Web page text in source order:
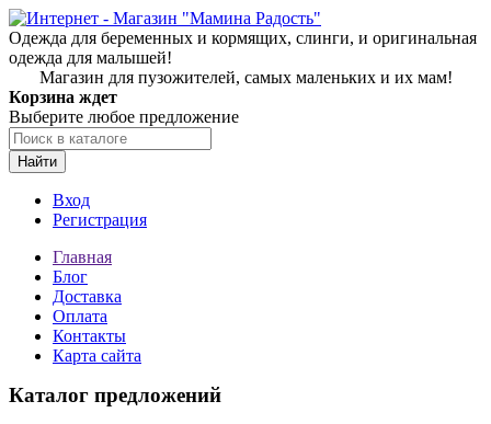
Одежда для беременных и кормящих, слинги, и оригинальная
одежда для малышей!
Магазин для пузожителей, самых маленьких и их мам!
Корзина ждет
Выберите любое предложение
Найти
Вход
Регистрация
Главная
Блог
Доставка
Оплата
Контакты
Карта сайта
Каталог предложений